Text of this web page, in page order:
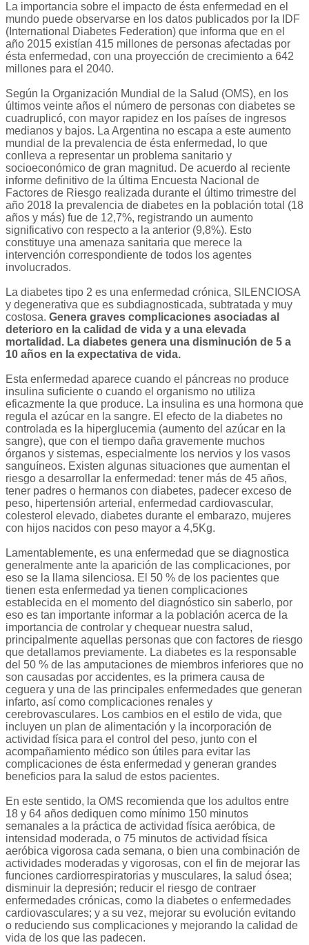
La importancia sobre el impacto de ésta enfermedad en el
mundo puede observarse en los datos publicados por la IDF
(International Diabetes Federation) que informa que en el
año 2015 existían 415 millones de personas afectadas por
ésta enfermedad, con una proyección de crecimiento a 642
millones para el 2040.
Según la Organización Mundial de la Salud (OMS), en los
últimos veinte años el número de personas con diabetes se
cuadruplicó, con mayor rapidez en los países de ingresos
medianos y bajos. La Argentina no escapa a este aumento
mundial de la prevalencia de ésta enfermedad, lo que
conlleva a representar un problema sanitario y
socioeconómico de gran magnitud. De acuerdo al reciente
informe definitivo de la última Encuesta Nacional de
Factores de Riesgo realizada durante el último trimestre del
año 2018 la prevalencia de diabetes en la población total (18
años y más) fue de 12,7%, registrando un aumento
significativo con respecto a la anterior (9,8%). Esto
constituye una amenaza sanitaria que merece la
intervención correspondiente de todos los agentes
involucrados.
La diabetes tipo 2 es una enfermedad crónica, SILENCIOSA
y degenerativa que es subdiagnosticada, subtratada y muy
costosa. Genera graves complicaciones asociadas al
deterioro en la calidad de vida y a una elevada
mortalidad. La diabetes genera una disminución de 5 a
10 años en la expectativa de vida.
Esta enfermedad aparece cuando el páncreas no produce
insulina suficiente o cuando el organismo no utiliza
eficazmente la que produce. La insulina es una hormona que
regula el azúcar en la sangre. El efecto de la diabetes no
controlada es la hiperglucemia (aumento del azúcar en la
sangre), que con el tiempo daña gravemente muchos
órganos y sistemas, especialmente los nervios y los vasos
sanguíneos. Existen algunas situaciones que aumentan el
riesgo a desarrollar la enfermedad: tener más de 45 años,
tener padres o hermanos con diabetes, padecer exceso de
peso, hipertensión arterial, enfermedad cardiovascular,
colesterol elevado, diabetes durante el embarazo, mujeres
con hijos nacidos con peso mayor a 4,5Kg.
Lamentablemente, es una enfermedad que se diagnostica
generalmente ante la aparición de las complicaciones, por
eso se la llama silenciosa. El 50 % de los pacientes que
tienen esta enfermedad ya tienen complicaciones
establecida en el momento del diagnóstico sin saberlo, por
eso es tan importante informar a la población acerca de la
importancia de controlar y chequear nuestra salud,
principalmente aquellas personas que con factores de riesgo
que detallamos previamente. La diabetes es la responsable
del 50 % de las amputaciones de miembros inferiores que no
son causadas por accidentes, es la primera causa de
ceguera y una de las principales enfermedades que generan
infarto, así como complicaciones renales y
cerebrovasculares. Los cambios en el estilo de vida, que
incluyen un plan de alimentación y la incorporación de
actividad física para el control del peso, junto con el
acompañamiento médico son útiles para evitar las
complicaciones de ésta enfermedad y generan grandes
beneficios para la salud de estos pacientes.
En este sentido, la OMS recomienda que los adultos entre
18 y 64 años dediquen como mínimo 150 minutos
semanales a la práctica de actividad física aeróbica, de
intensidad moderada, o 75 minutos de actividad física
aeróbica vigorosa cada semana, o bien una combinación de
actividades moderadas y vigorosas, con el fin de mejorar las
funciones cardiorrespiratorias y musculares, la salud ósea;
disminuir la depresión; reducir el riesgo de contraer
enfermedades crónicas, como la diabetes o enfermedades
cardiovasculares; y a su vez, mejorar su evolución evitando
o reduciendo sus complicaciones y mejorando la calidad de
vida de los que las padecen.